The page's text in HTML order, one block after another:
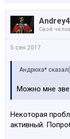
Свой
5 сен 2017
Андрюха*
Можно мне
Некоторая
активный.